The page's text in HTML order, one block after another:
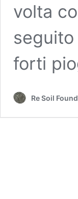
volta
forti
Re Soil